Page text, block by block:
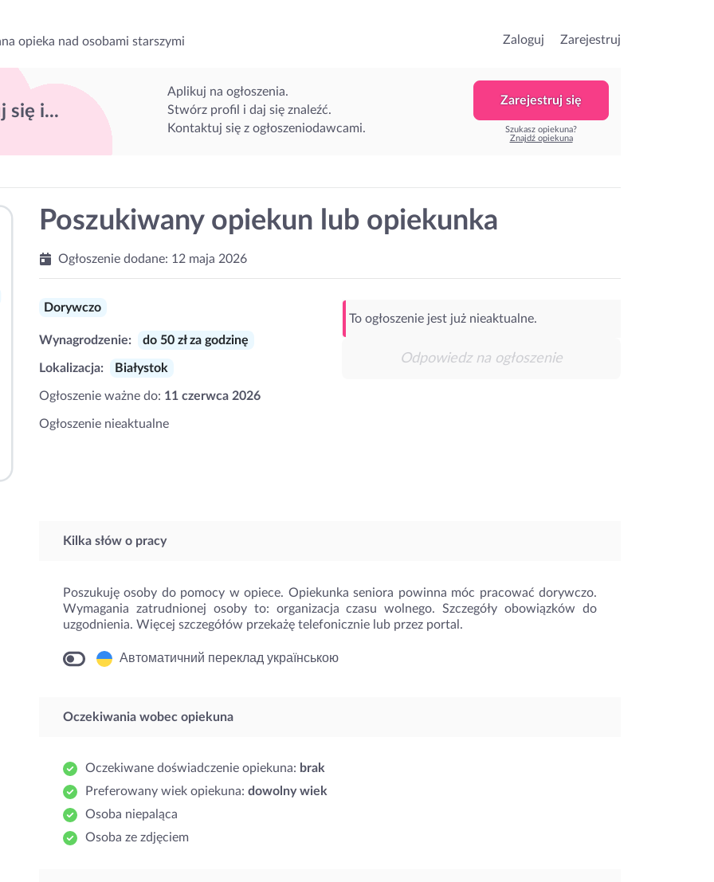
opieka nad osobami starszymi Zaloguj Zarejestruj
się i...
Aplikuj na ogłoszenia.
Stwórz profil i daj się znaleźć.
Kontaktuj się z ogłoszeniodawcami.
Zarejestruj się
Szukasz opiekuna?
Znajdź opiekuna
Poszukiwany opiekun lub opiekunka
Ogłoszenie dodane: 12 maja 2026
Dorywczo
Wynagrodzenie: do 50 zł za godzinę
Lokalizacja: Białystok
Ogłoszenie ważne do: 11 czerwca 2026
Ogłoszenie nieaktualne
To ogłoszenie jest już nieaktualne.
Odpowiedz na ogłoszenie
Kilka słów o pracy
Poszukuję osoby do pomocy w opiece. Opiekunka seniora powinna móc pracować dorywczo.
Wymagania zatrudnionej osoby to: organizacja czasu wolnego. Szczegóły obowiązków do
uzgodnienia. Więcej szczegółów przekażę telefonicznie lub przez portal.
Автоматичний переклад українською
Oczekiwania wobec opiekuna
Oczekiwane doświadczenie opiekuna: brak
Preferowany wiek opiekuna: dowolny wiek
Osoba niepaląca
Osoba ze zdjęciem